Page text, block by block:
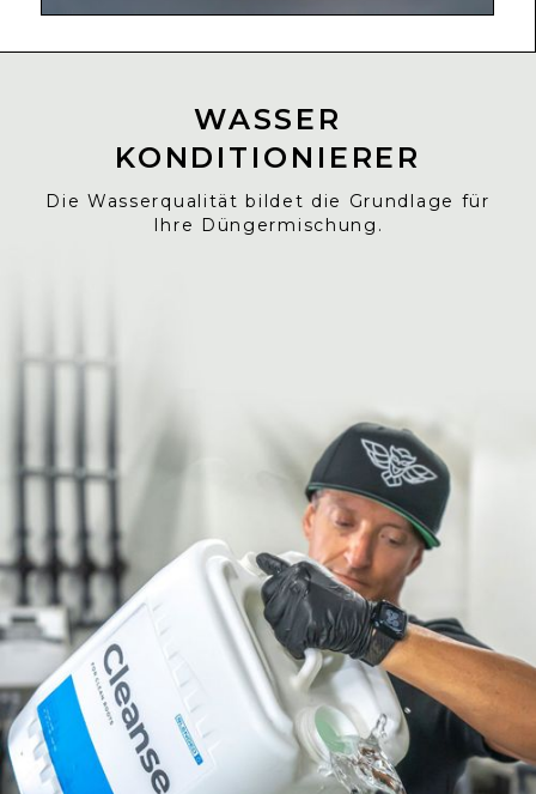
WASSER
KONDITIONIERER
Die Wasserqualität bildet die Grundlage für
Ihre Düngermischung.